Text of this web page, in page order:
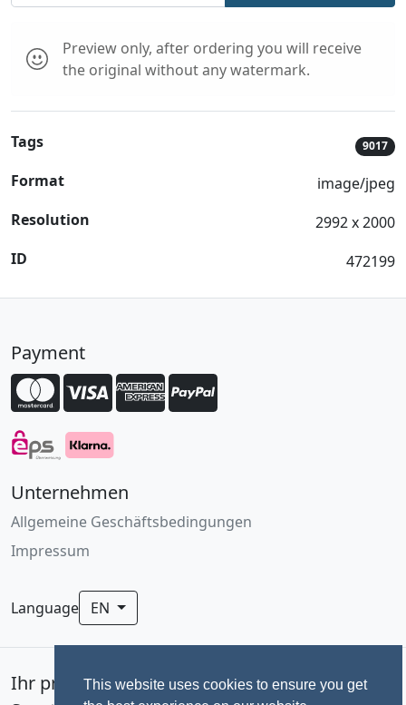
This website uses cookies to ensure you get
Preview only, after ordering you will receive
the original without any watermark.
Tags 9017
Format
image/jpeg
Resolution
2992 x 2000
ID
472199
Payment
Unternehmen
Allgemeine Geschäftsbedingungen
Impressum
Language EN
Ihr professionelles Fotoservice für